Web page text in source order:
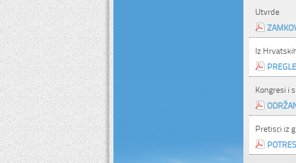
Utvrde
Iz
Kongresi i
Pretisci iz